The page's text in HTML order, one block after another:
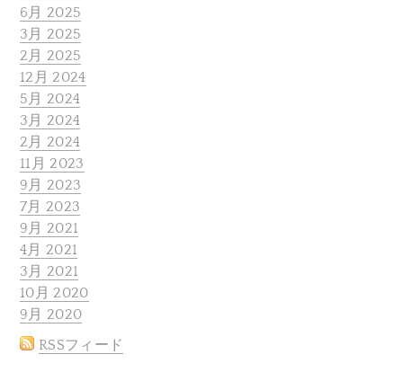
6月 2025
3月 2025
2月 2025
12月 2024
5月 2024
3月 2024
2月 2024
11月 2023
9月 2023
7月 2023
9月 2021
4月 2021
3月 2021
10月 2020
9月 2020
RSSフィード